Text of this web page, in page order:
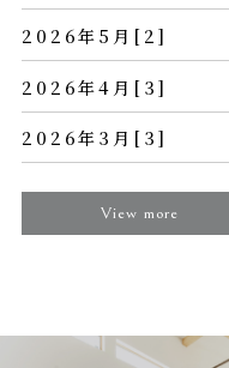
2026年5月[2]
2026年4月[3]
2026年3月[3]
View more